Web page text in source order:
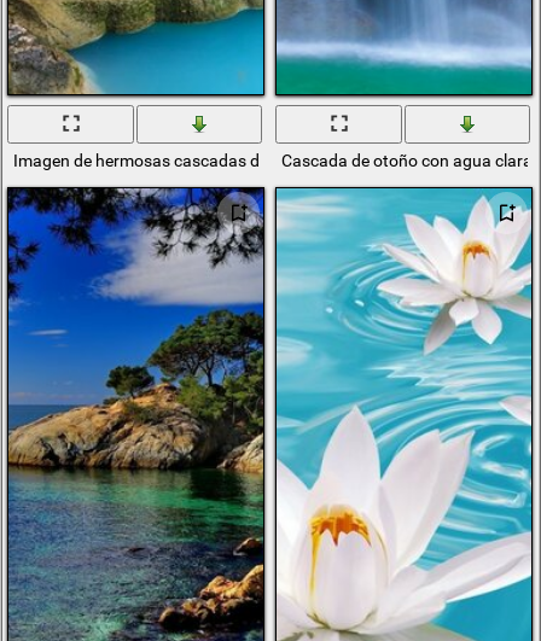
Imagen de hermosas cascadas de agua azulCascada de otoño con agua clara